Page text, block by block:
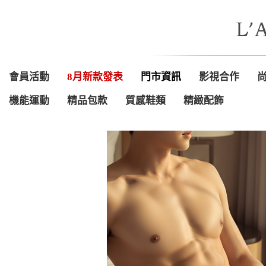
會員活動 8月新款發表 門市資訊 影視合作
機能運動 精品包款 質感鞋類 精緻配飾